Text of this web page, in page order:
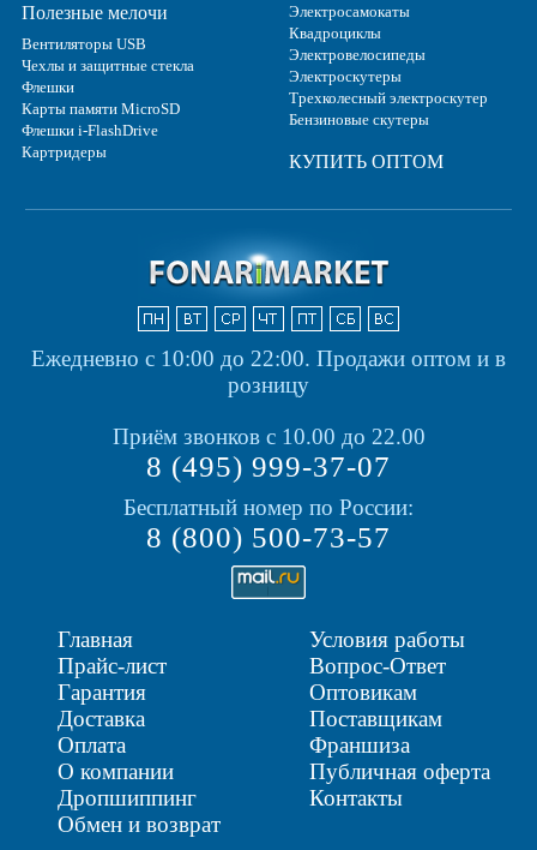
Полезные мелочи
Вентиляторы USB
Чехлы и защитные стекла
Флешки
Карты памяти MicroSD
Флешки i-FlashDrive
Картридеры
Электросамокаты
Квадроциклы
Электровелосипеды
Электроскутеры
Трехколесный электроскутер
Бензиновые скутеры
КУПИТЬ ОПТОМ
Ежедневно с 10:00 до 22:00. Продажи оптом и в
розницу
Приём звонков с 10.00 до 22.00
8 (495) 999-37-07
Бесплатный номер по России:
8 (800) 500-73-57
Главная
Прайс-лист
Гарантия
Доставка
Оплата
О компании
Дропшиппинг
Обмен и возврат
Условия работы
Вопрос-Ответ
Оптовикам
Поставщикам
Франшиза
Публичная оферта
Контакты